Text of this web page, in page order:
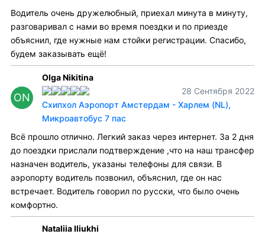
Водитель очень дружелюбный, приехал минута в минуту,
разговаривал с нами во время поездки и по приезде
объяснил, где нужные нам стойки регистрации. Спасибо,
будем заказывать ещё!
ON
Olga Nikitina
28 Сентября 2022
Схипхол Аэропорт Амстердам - Харлем (NL),
Микроавтобус 7 пас
Всё прошло отлично. Легкий заказ через интернет. За 2 дня
до поездки прислали подтверждение ,что на наш трансфер
назначен водитель, указаны телефоны для связи. В
аэропорту водитель позвонил, объяснил, где он нас
встречает. Водитель говорил по русски, что было очень
комфортно.
Nataliia Iliukhi